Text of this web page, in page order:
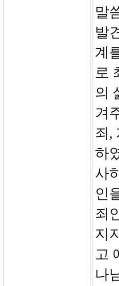
말
발
계
로
의
겨
죄,
하
사
인
죄
지
고
나